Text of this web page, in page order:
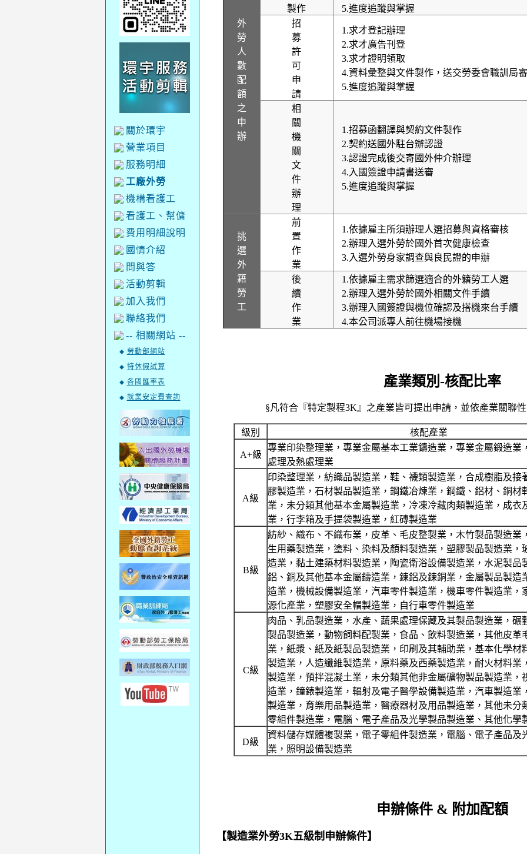
關於環宇
營業項目
服務明細
工廠外勞
機構看護工
看護工、幫傭
費用明細說明
國情介紹
問與答
活動剪輯
加入我們
聯絡我們
-- 相關網站 --
◆ 勞動部網站
◆ 特休假試算
◆ 各國匯率表
◆ 就業安定費查詢
外
勞
人
數
配
額
之
申
辦
製作
5.進度追蹤與掌握
招
募
許
可
申
請
1.求才登記辦理
2.求才廣告刊登
3.求才證明領取
4.資料彙整與文件製作，送交勞委會職訓局
5.進度追蹤與掌握
相
關
機
關
文
件
辦
理
1.招募函翻譯與契約文件製作
2.契約送國外駐台辦認證
3.認證完成後交寄國外仲介辦理
4.入國簽證申請書送審
5.進度追蹤與掌握
挑
選
外
籍
勞
工
前
置
作
業
1.依據雇主所須辦理人選招募與資格審核
2.辦理入選外勞於國外首次健康檢查
3.入選外勞身家調查與良民證的申辦
後
續
作
業
1.依據雇主需求篩選適合的外籍勞工人選
2.辦理入選外勞於國外相關文件手續
3.辦理入國簽證與機位確認及搭機來台手續
4.本公司派專人前往機場接機
產業類別-核配比率
§凡符合『特定製程3K』之產業皆可提出申請，並依產業關聯
級別 核配產業
A+級
專業印染整理業，專業金屬基本工業鑄造業，專業金屬鍛造業
處理及熱處理業
A級
印染整理業，紡織品製造業，鞋、襪類製造業，合成樹脂及接
膠製造業，石材製品製造業，鋼鐵冶煉業，鋼鐵、鋁材、銅材
業，未分類其他基本金屬製造業，冷凍冷藏肉類製造業，成衣
業，行李箱及手提袋製造業，紅磚製造業
B級
紡紗、織布、不織布業，皮革、毛皮整製業，木竹製品製造業
生用藥製造業，塗料、染料及顏料製造業，塑膠製品製造業，
造業，黏土建築材料製造業，陶瓷衛浴設備製造業，水泥製品
鋁、銅及其他基本金屬鑄造業，鍊鋁及鍊銅業，金屬製品製造
造業，機械設備製造業，汽車零件製造業，機車零件製造業，
源化產業，塑膠安全帽製造業，自行車零件製造業
C級
肉品、乳品製造業，水產、蔬果處理保藏及其製品製造業，碾
製品製造業，動物飼料配製業，食品、飲料製造業，其他皮革
業，紙漿、紙及紙製品製造業，印刷及其輔助業，基本化學材
製造業，人造纖維製造業，原料藥及西藥製造業，耐火材料業
製造業，預拌混凝土業，未分類其他非金屬礦物製品製造業，
造業，鐘錶製造業，輻射及電子醫學設備製造業，汽車製造業
製造業，育樂用品製造業，醫療器材及用品製造業，其他未分
零組件製造業，電腦、電子產品及光學製品製造業、其他化學
D級
資料儲存媒體複製業，電子零組件製造業，電腦、電子產品及
業，照明設備製造業
申辦條件 & 附加配額
【製造業外勞3K五級制申辦條件】